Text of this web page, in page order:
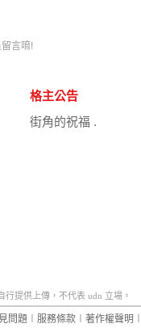
言唷!
格主公告
街角的祝福 .
提供上傳，不代表 udn 立場。
問題 服務條款 著作權聲明